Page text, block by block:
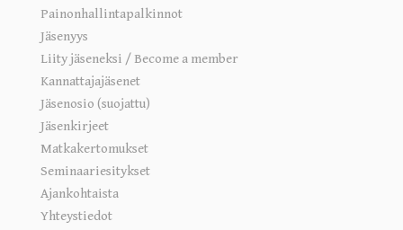
Painonhallintapalkinnot
Jäsenyys
Liity jäseneksi / Become a member
Kannattajajäsenet
Jäsenosio (suojattu)
Jäsenkirjeet
Matkakertomukset
Seminaariesitykset
Ajankohtaista
Yhteystiedot